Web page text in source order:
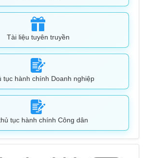
Tài liệu tuyên truyền
tục hành chính Doanh nghiệp
tục hành chính Công dân